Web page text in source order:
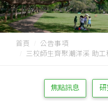
首頁
公告事項
三校師生齊聚潮洋溪 助
焦點訊息 研